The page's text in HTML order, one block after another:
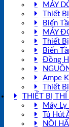
MÁY
Thiết
Biến
MÁY
Thiết
Biến
Đồng
Ampe
Thiết
THIẾT BỊ
Máy Ly
Tủ Hút
NỒI